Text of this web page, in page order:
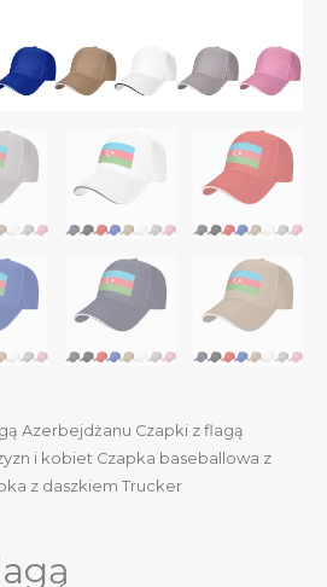
Azerbejdżanu Czapki z flagą
i kobiet Czapka baseballowa z
z daszkiem Trucker